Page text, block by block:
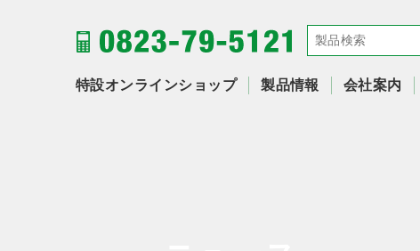
特設オンラインショップ 製品情報 会社案内